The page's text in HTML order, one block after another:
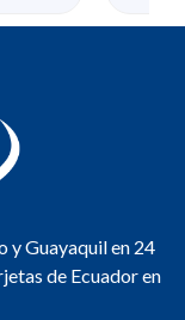
y Guayaquil en 24
de Ecuador en